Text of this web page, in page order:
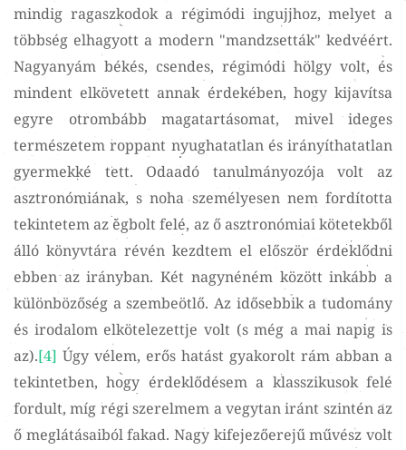
mindig ragaszkodok a régimódi ingujjhoz, melyet a
többség elhagyott a modern "mandzsetták" kedvéért.
Nagyanyám békés, csendes, régimódi hölgy volt, és
mindent elkövetett annak érdekében, hogy kijavítsa
egyre otrombább magatartásomat, mivel ideges
természetem roppant nyughatatlan és irányíthatatlan
gyermekké tett. Odaadó tanulmányozója volt az
asztronómiának, s noha személyesen nem fordította
tekintetem az égbolt felé, az ő asztronómiai kötetekből
álló könyvtára révén kezdtem el először érdeklődni
ebben az irányban. Két nagynéném között inkább a
különbözőség a szembeötlő. Az idősebbik a tudomány
és irodalom elkötelezettje volt (s még a mai napig is
az).[4] Úgy vélem, erős hatást gyakorolt rám abban a
tekintetben, hogy érdeklődésem a klasszikusok felé
fordult, míg régi szerelmem a vegytan iránt szintén az
ő meglátásaiból fakad. Nagy kifejezőerejű művész volt